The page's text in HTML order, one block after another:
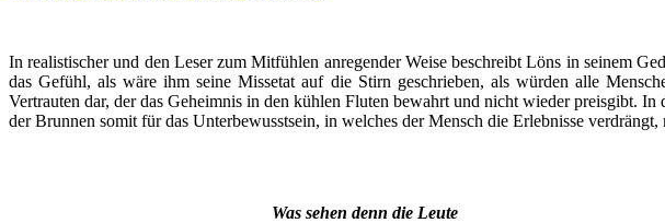
In realistischer und den Leser zum Mitfühlen anregender Weise beschreibt Löns in seinem
das Gefühl, als wäre ihm seine Missetat auf die Stirn geschrieben, als würden alle
Vertrauten dar, der das Geheimnis in den kühlen Fluten bewahrt und nicht wieder preisgibt.
der Brunnen somit für das Unterbewusstsein, in welches der Mensch die Erlebnisse
Was sehen denn die Leute